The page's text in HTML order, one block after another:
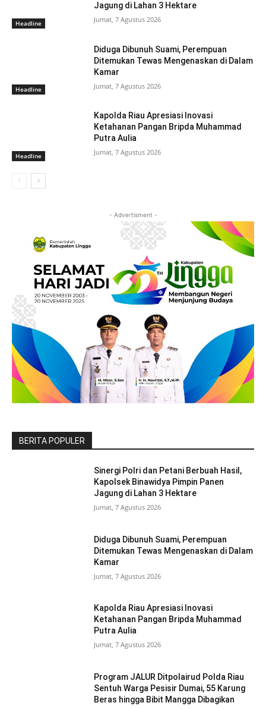
Headline
Jagung di Lahan 3 Hektare
Jumat, 7 Agustus 2026
Headline
Diduga Dibunuh Suami, Perempuan
Ditemukan Tewas Mengenaskan di Dalam
Kamar
Jumat, 7 Agustus 2026
Headline
Kapolda Riau Apresiasi Inovasi
Ketahanan Pangan Bripda Muhammad
Putra Aulia
Jumat, 7 Agustus 2026
- Advertisment -
BERITA POPULER
Sinergi Polri dan Petani Berbuah Hasil,
Kapolsek Binawidya Pimpin Panen
Jagung di Lahan 3 Hektare
Jumat, 7 Agustus 2026
Diduga Dibunuh Suami, Perempuan
Ditemukan Tewas Mengenaskan di Dalam
Kamar
Jumat, 7 Agustus 2026
Kapolda Riau Apresiasi Inovasi
Ketahanan Pangan Bripda Muhammad
Putra Aulia
Jumat, 7 Agustus 2026
Program JALUR Ditpolairud Polda Riau
Sentuh Warga Pesisir Dumai, 55 Karung
Beras hingga Bibit Mangga Dibagikan